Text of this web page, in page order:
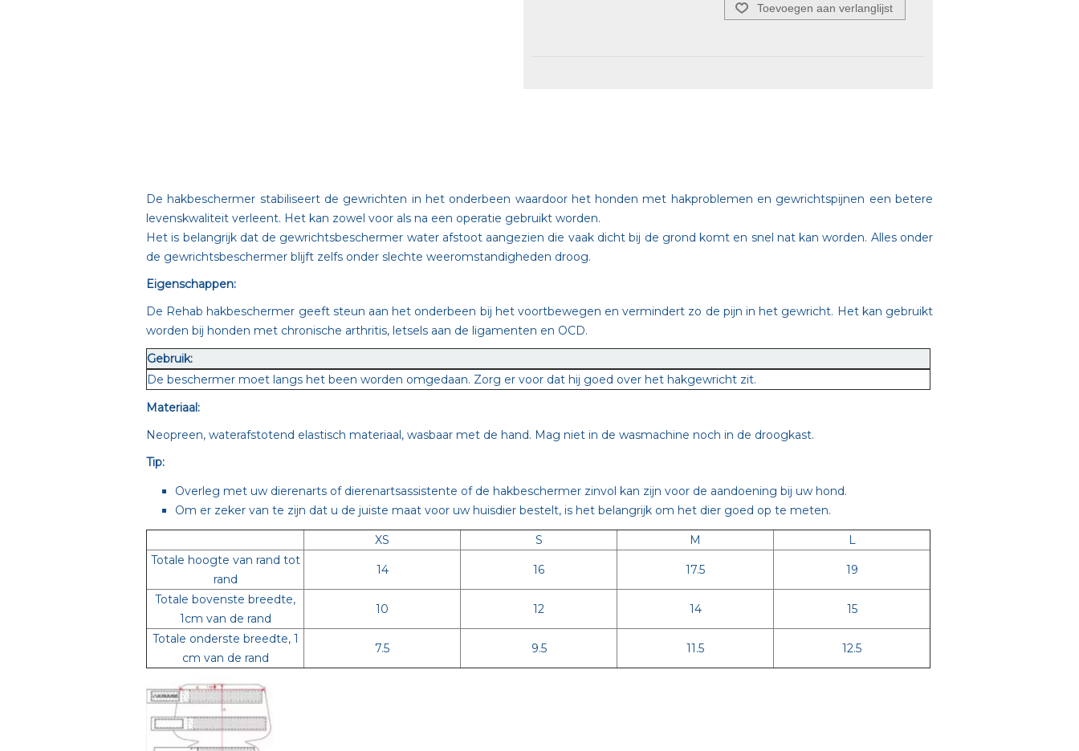
Toevoegen aan verlanglijst
De hakbeschermer stabiliseert de gewrichten in het onderbeen waardoor het honden met hakproblemen en gewrichtspijnen een betere
levenskwaliteit verleent. Het kan zowel voor als na een operatie gebruikt worden.
Het is belangrijk dat de gewrichtsbeschermer water afstoot aangezien die vaak dicht bij de grond komt en snel nat kan worden. Alles onder
de gewrichtsbeschermer blijft zelfs onder slechte weeromstandigheden droog.
Eigenschappen:
De Rehab hakbeschermer geeft steun aan het onderbeen bij het voortbewegen en vermindert zo de pijn in het gewricht. Het kan gebruikt
worden bij honden met chronische arthritis, letsels aan de ligamenten en OCD.
Gebruik:
De beschermer moet langs het been worden omgedaan. Zorg er voor dat hij goed over het hakgewricht zit.
Materiaal:
Neopreen, waterafstotend elastisch materiaal, wasbaar met de hand. Mag niet in de wasmachine noch in de droogkast.
Tip:
Overleg met uw dierenarts of dierenartsassistente of de hakbeschermer zinvol kan zijn voor de aandoening bij uw hond.
Om er zeker van te zijn dat u de juiste maat voor uw huisdier bestelt, is het belangrijk om het dier goed op te meten.
XS S M
L
Totale hoogte van rand tot
rand
14 16 17.5 19
Totale bovenste breedte,
1cm van de rand
10 12 14 15
Totale onderste breedte, 1
cm van de rand
7.5 9.5 11.5 12.5